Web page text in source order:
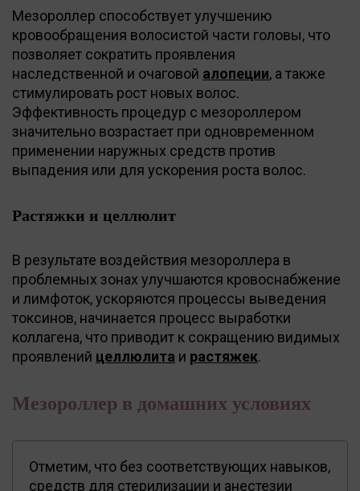
Мезороллер способствует улучшению
кровообращения волосистой части головы, что
позволяет сократить проявления
наследственной и очаговой алопеции, а также
стимулировать рост новых волос.
Эффективность процедур с мезороллером
значительно возрастает при одновременном
применении наружных средств против
выпадения или для ускорения роста волос.
Растяжки и целлюлит
В результате воздействия мезороллера в
проблемных зонах улучшаются кровоснабжение
и лимфоток, ускоряются процессы выведения
токсинов, начинается процесс выработки
коллагена, что приводит к сокращению видимых
проявлений целлюлита и растяжек.
Мезороллер в домашних условиях
Отметим, что без соответствующих навыков,
средств для стерилизации и анестезии